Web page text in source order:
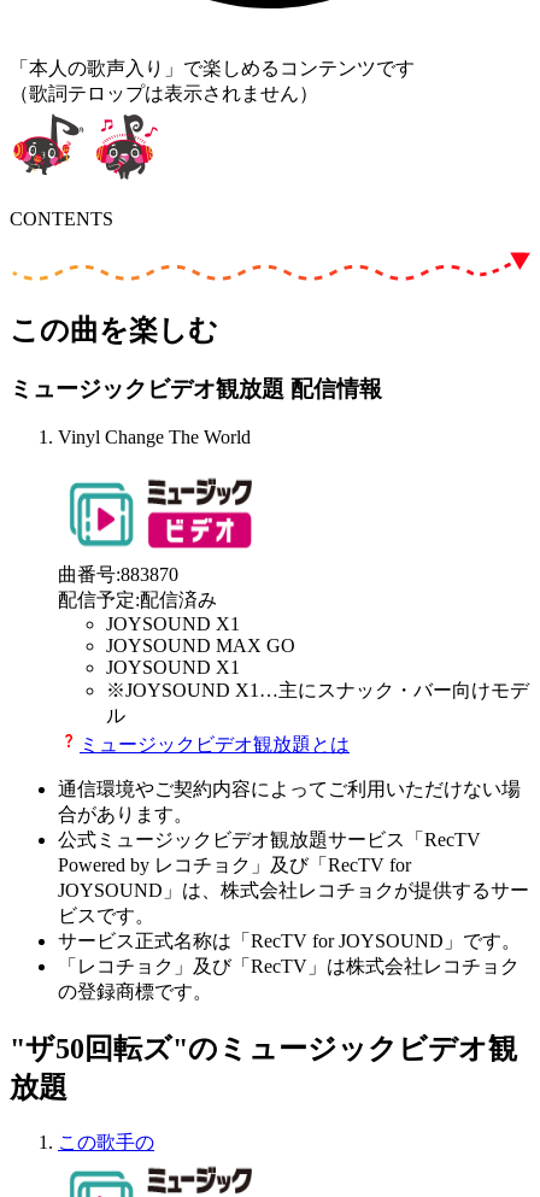
「本人の歌声入り」で楽しめるコンテンツです
（歌詞テロップは表示されません）
CONTENTS
この曲を楽しむ
ミュージックビデオ観放題 配信情報
Vinyl Change The World
曲番号:883870
配信予定:配信済み
JOYSOUND X1
JOYSOUND MAX GO
JOYSOUND X1
※JOYSOUND X1 …主にスナック・バー向けモデ
ル
ミュージックビデオ観放題とは
通信環境やご契約内容によってご利用いただけない場
合があります。
公式ミュージックビデオ観放題サービス「RecTV
Powered by レコチョク」及び「RecTV for
JOYSOUND」は、株式会社レコチョクが提供するサー
ビスです。
サービス正式名称は「RecTV for JOYSOUND」です。
「レコチョク」及び「RecTV」は株式会社レコチョク
の登録商標です。
"ザ50回転ズ"のミュージックビデオ観
放題
この歌手の